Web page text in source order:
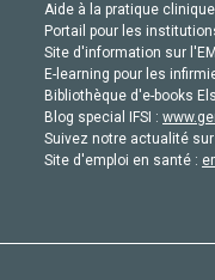
Aide à la pratique
Portail pour les
Site d'information sur
E-learning pour les
Bibliothèque d'e-books
Blog special IFSI :
Suivez notre actualité
Site d'emploi en santé :